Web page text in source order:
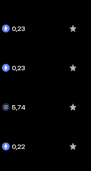
0,23
0,23
5,74
0,22